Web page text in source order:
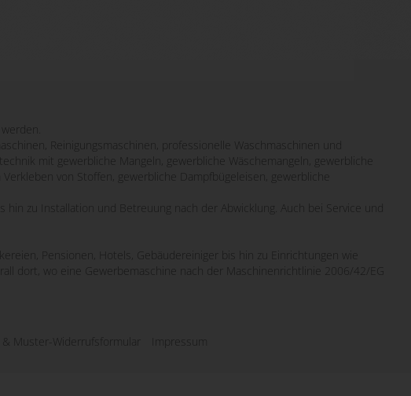
Reinigungsmaschinen, professionelle Waschmaschinen und
mit gewerbliche Mangeln, gewerbliche Wäschemangeln, gewerbliche
von Stoffen, gewerbliche Dampfbügeleisen, gewerbliche
zu Installation und Betreuung nach der Abwicklung. Auch bei Service und
Pensionen, Hotels, Gebäudereiniger bis hin zu Einrichtungen wie
dort, wo eine Gewerbemaschine nach der Maschinenrichtlinie 2006/42/EG
Muster-Widerrufsformular Impressum